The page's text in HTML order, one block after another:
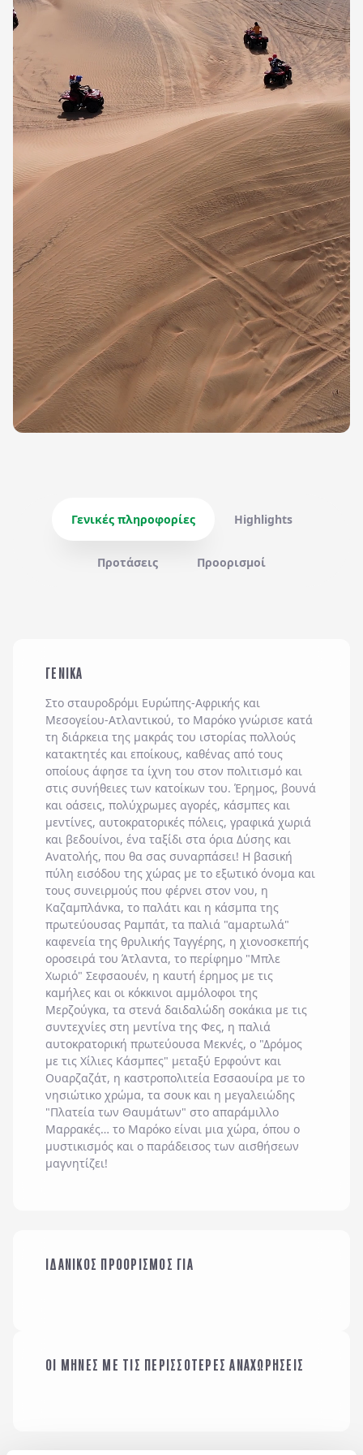
Γενικές πληροφορίες Highlights
Προτάσεις Προορισμοί
ΓΕΝΙΚΑ
Στο σταυροδρόμι Ευρώπης-Αφρικής και
Μεσογείου-Ατλαντικού, το Μαρόκο γνώρισε κατά
τη διάρκεια της μακράς του ιστορίας πολλούς
κατακτητές και εποίκους, καθένας από τους
οποίους άφησε τα ίχνη του στον πολιτισμό και
στις συνήθειες των κατοίκων του. Έρημος, βουνά
και οάσεις, πολύχρωμες αγορές, κάσμπες και
μεντίνες, αυτοκρατορικές πόλεις, γραφικά χωριά
και βεδουίνοι, ένα ταξίδι στα όρια Δύσης και
Ανατολής, που θα σας συναρπάσει! Η βασική
πύλη εισόδου της χώρας με το εξωτικό όνομα και
τους συνειρμούς που φέρνει στον νου, η
Καζαμπλάνκα, το παλάτι και η κάσμπα της
πρωτεύουσας Ραμπάτ, τα παλιά "αμαρτωλά"
καφενεία της θρυλικής Ταγγέρης, η χιονοσκεπής
οροσειρά του Άτλαντα, το περίφημο "Μπλε
Χωριό" Σεφσαουέν, η καυτή έρημος με τις
καμήλες και οι κόκκινοι αμμόλοφοι της
Μερζούγκα, τα στενά δαιδαλώδη σοκάκια με τις
συντεχνίες στη μεντίνα της Φες, η παλιά
αυτοκρατορική πρωτεύουσα Μεκνές, ο "Δρόμος
με τις Χίλιες Κάσμπες" μεταξύ Ερφούντ και
Ουαρζαζάτ, η καστροπολιτεία Εσσαουίρα με το
νησιώτικο χρώμα, τα σουκ και η μεγαλειώδης
"Πλατεία των Θαυμάτων" στο απαράμιλλο
Μαρρακές… το Μαρόκο είναι μια χώρα, όπου ο
μυστικισμός και ο παράδεισος των αισθήσεων
μαγνητίζει!
ΙΔΑΝΙΚΟΣ ΠΡΟΟΡΙΣΜΟΣ ΓΙΑ
ΟΙΚΟΓΕΝΕΙΑ ΜΕ
ΠΑΙΔΙΑ
ΟΙ ΜΗΝΕΣ ΜΕ ΤΙΣ ΠΕΡΙΣΣΟΤΕΡΕΣ ΑΝΑΧΩΡΗΣΕΙΣ
ΙΑΝΟΥΑΡΙΟΣ